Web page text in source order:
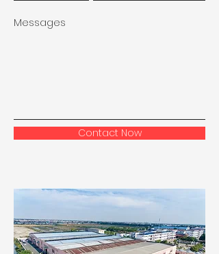
Messages
Contact Now